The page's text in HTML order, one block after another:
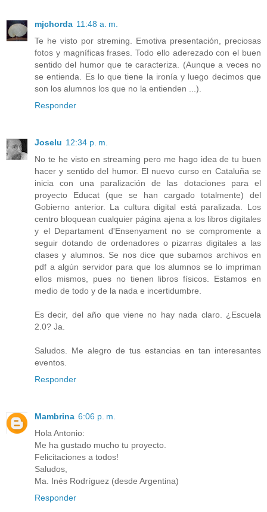
mjchorda 11:48 a. m.
Te he visto por streming. Emotiva presentación, preciosas
fotos y magníficas frases. Todo ello aderezado con el buen
sentido del humor que te caracteriza. (Aunque a veces no
se entienda. Es lo que tiene la ironía y luego decimos que
son los alumnos los que no la entienden ...).
Responder
Joselu 12:34 p. m.
No te he visto en streaming pero me hago idea de tu buen
hacer y sentido del humor. El nuevo curso en Cataluña se
inicia con una paralización de las dotaciones para el
proyecto Educat (que se han cargado totalmente) del
Gobierno anterior. La cultura digital está paralizada. Los
centro bloquean cualquier página ajena a los libros digitales
y el Departament d'Ensenyament no se compromente a
seguir dotando de ordenadores o pizarras digitales a las
clases y alumnos. Se nos dice que subamos archivos en
pdf a algún servidor para que los alumnos se lo impriman
ellos mismos, pues no tienen libros físicos. Estamos en
medio de todo y de la nada e incertidumbre.
Es decir, del año que viene no hay nada claro. ¿Escuela
2.0? Ja.
Saludos. Me alegro de tus estancias en tan interesantes
eventos.
Responder
Mambrina 6:06 p. m.
Hola Antonio:
Me ha gustado mucho tu proyecto.
Felicitaciones a todos!
Saludos,
Ma. Inés Rodríguez (desde Argentina)
Responder